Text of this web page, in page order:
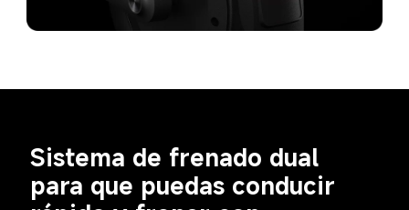
Sistema de frenado dual
para que puedas conducir